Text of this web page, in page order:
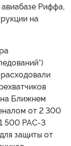
Риффа,
на
Ближнем
от 2 300
500 PAC-3
защиты от